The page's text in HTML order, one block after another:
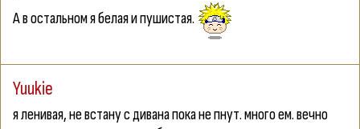
А в остальном я белая и пушистая.
Yuukie
я ленивая, не встану с дивана пока не пнут. много ем. вечно